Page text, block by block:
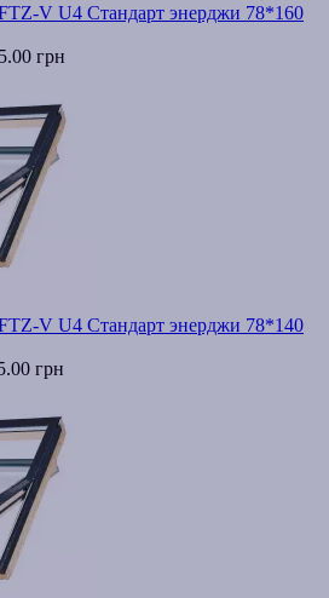
V U4 Стандарт энерджи 78*160
грн
V U4 Стандарт энерджи 78*140
грн